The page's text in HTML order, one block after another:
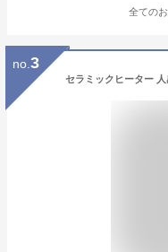
全ての
no. 3